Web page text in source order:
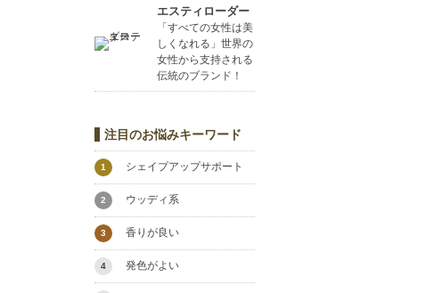
エスティローダー
「すべての女性は美
しくなれる」世界の
女性から支持される
伝統のブランド！
注目のお悩みキーワード
1 シェイプアップサポート
2 ウッディ系
3 香りが良い
4 発色がよい